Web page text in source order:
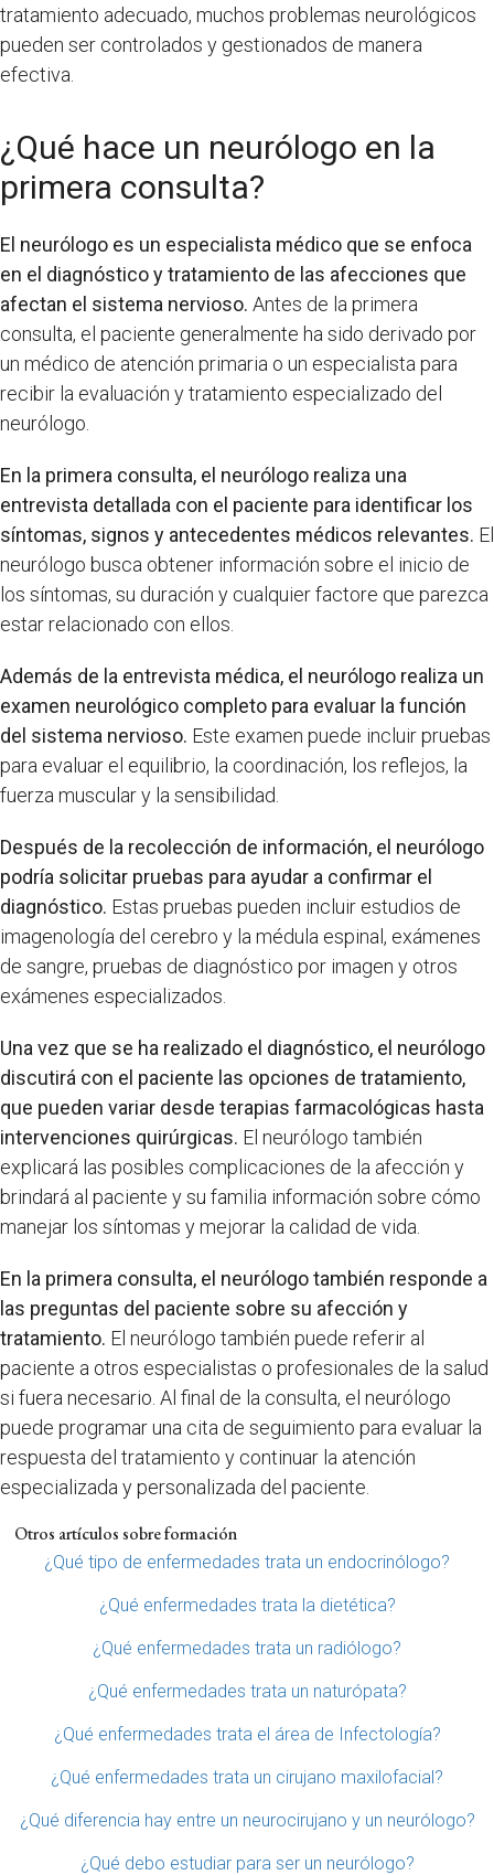
tratamiento adecuado, muchos problemas neurológicos
pueden ser controlados y gestionados de manera
efectiva.
¿Qué hace un neurólogo en la
primera consulta?
El neurólogo es un especialista médico que se enfoca
en el diagnóstico y tratamiento de las afecciones que
afectan el sistema nervioso. Antes de la primera
consulta, el paciente generalmente ha sido derivado por
un médico de atención primaria o un especialista para
recibir la evaluación y tratamiento especializado del
neurólogo.
En la primera consulta, el neurólogo realiza una
entrevista detallada con el paciente para identificar los
síntomas, signos y antecedentes médicos relevantes. El
neurólogo busca obtener información sobre el inicio de
los síntomas, su duración y cualquier factore que parezca
estar relacionado con ellos.
Además de la entrevista médica, el neurólogo realiza un
examen neurológico completo para evaluar la función
del sistema nervioso. Este examen puede incluir pruebas
para evaluar el equilibrio, la coordinación, los reflejos, la
fuerza muscular y la sensibilidad.
Después de la recolección de información, el neurólogo
podría solicitar pruebas para ayudar a confirmar el
diagnóstico. Estas pruebas pueden incluir estudios de
imagenología del cerebro y la médula espinal, exámenes
de sangre, pruebas de diagnóstico por imagen y otros
exámenes especializados.
Una vez que se ha realizado el diagnóstico, el neurólogo
discutirá con el paciente las opciones de tratamiento,
que pueden variar desde terapias farmacológicas hasta
intervenciones quirúrgicas. El neurólogo también
explicará las posibles complicaciones de la afección y
brindará al paciente y su familia información sobre cómo
manejar los síntomas y mejorar la calidad de vida.
En la primera consulta, el neurólogo también responde a
las preguntas del paciente sobre su afección y
tratamiento. El neurólogo también puede referir al
paciente a otros especialistas o profesionales de la salud
si fuera necesario. Al final de la consulta, el neurólogo
puede programar una cita de seguimiento para evaluar la
respuesta del tratamiento y continuar la atención
especializada y personalizada del paciente.
Otros artículos sobre formación
¿Qué tipo de enfermedades trata un endocrinólogo?
¿Qué enfermedades trata la dietética?
¿Qué enfermedades trata un radiólogo?
¿Qué enfermedades trata un naturópata?
¿Qué enfermedades trata el área de Infectología?
¿Qué enfermedades trata un cirujano maxilofacial?
¿Qué diferencia hay entre un neurocirujano y un neurólogo?
¿Qué debo estudiar para ser un neurólogo?